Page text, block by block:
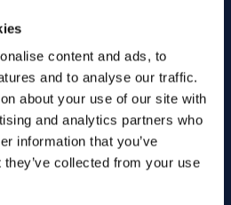
content and ads, to
and to analyse our traffic.
about your use of our site with
and analytics partners who
information that you’ve
collected from your use